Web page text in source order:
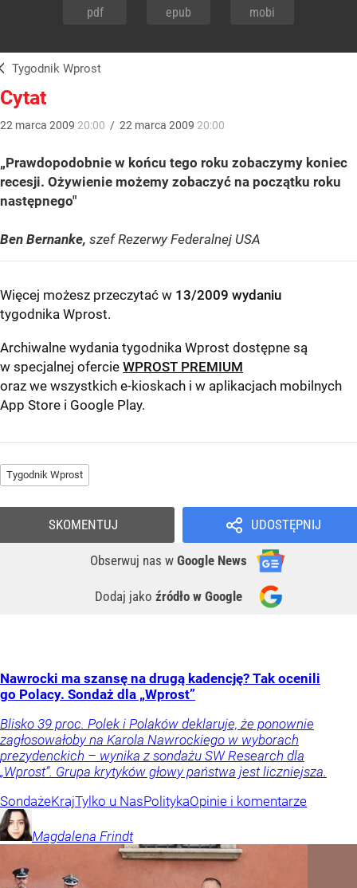
pdf epub mobi
Tygodnik Wprost
Cytat
22 marca 2009 20:00 / 22 marca 2009 20:00
„Prawdopodobnie w końcu tego roku zobaczymy koniec
recesji. Ożywienie możemy zobaczyć na początku roku
następnego"
Ben Bernanke, szef Rezerwy Federalnej USA
Więcej możesz przeczytać w 13/2009 wydaniu
tygodnika Wprost.
Archiwalne wydania tygodnika Wprost dostępne są
w specjalnej ofercie WPROST PREMIUM
oraz we wszystkich e-kioskach i w aplikacjach mobilnych
App Store i Google Play.
Tygodnik Wprost
UDOSTĘPNIJ
Obserwuj nas w Google News
Dodaj jako źródło w Google
SKOMENTUJ
Nawrocki ma szansę na drugą kadencję? Tak ocenili
go Polacy. Sondaż dla „Wprost”
Blisko 39 proc. Polek i Polaków deklaruje, że ponownie
zagłosowałoby na Karola Nawrockiego w wyborach
prezydenckich – wynika z sondażu SW Research dla
„Wprost”. Grupa krytyków głowy państwa jest liczniejsza.
SondażeKrajTylko u NasPolitykaOpinie i komentarze
Magdalena Frindt